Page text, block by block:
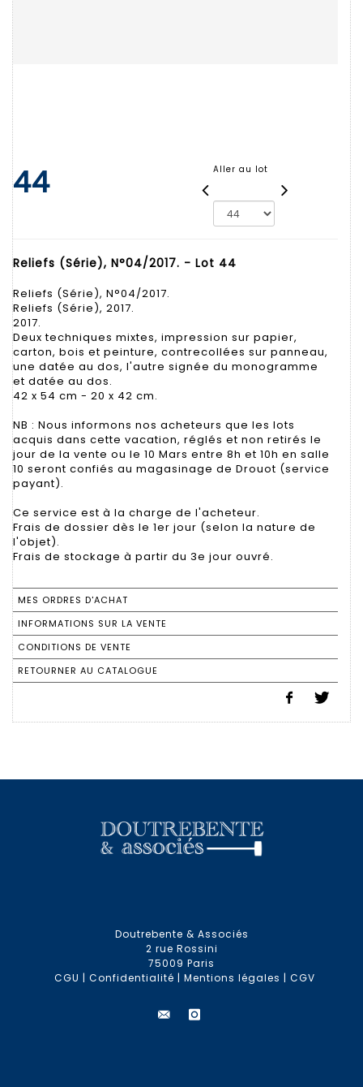
44 Aller au lot
Reliefs (Série), N°04/2017. - Lot 44
Reliefs (Série), N°04/2017.
Reliefs (Série), 2017.
2017.
Deux techniques mixtes, impression sur papier,
carton, bois et peinture, contrecollées sur panneau,
une datée au dos, l'autre signée du monogramme
et datée au dos.
42 x 54 cm - 20 x 42 cm.
NB : Nous informons nos acheteurs que les lots
acquis dans cette vacation, réglés et non retirés le
jour de la vente ou le 10 Mars entre 8h et 10h en salle
10 seront confiés au magasinage de Drouot (service
payant).
Ce service est à la charge de l'acheteur.
Frais de dossier dès le 1er jour (selon la nature de
l'objet).
Frais de stockage à partir du 3e jour ouvré.
MES ORDRES D'ACHAT
INFORMATIONS SUR LA VENTE
CONDITIONS DE VENTE
RETOURNER AU CATALOGUE
Doutrebente & Associés
2 rue Rossini
75009 Paris
CGU | Confidentialité | Mentions légales | CGV